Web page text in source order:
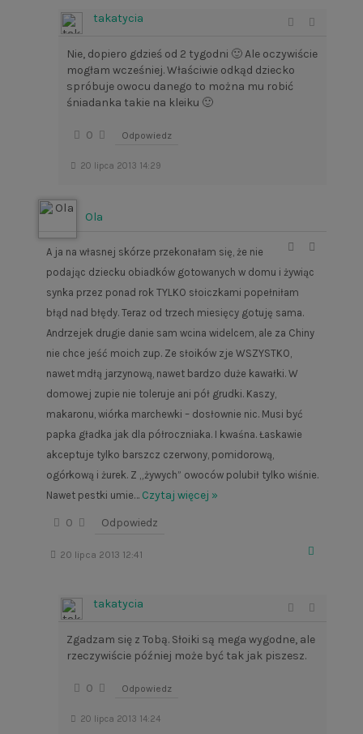
takatycia
Nie, dopiero gdzieś od 2 tygodni 🙂 Ale oczywiście
mogłam wcześniej. Właściwie odkąd dziecko
spróbuje owocu danego to można mu robić
śniadanka takie na kleiku 🙂
0 Odpowiedz
20 lipca 2013 14:29
Ola
A ja na własnej skórze przekonałam się, że nie
podając dziecku obiadków gotowanych w domu i żywiąc
synka przez ponad rok TYLKO słoiczkami popełniłam
błąd nad błędy. Teraz od trzech miesięcy gotuję sama.
Andrzejek drugie danie sam wcina widelcem, ale za Chiny
nie chce jeść moich zup. Ze słoików zje WSZYSTKO,
nawet mdłą jarzynową, nawet bardzo duże kawałki. W
domowej zupie nie toleruje ani pół grudki. Kaszy,
makaronu, wiórka marchewki – dosłownie nic. Musi być
papka gładka jak dla półroczniaka. I kwaśna. Łaskawie
akceptuje tylko barszcz czerwony, pomidorową,
ogórkową i żurek. Z „żywych” owoców polubił tylko wiśnie.
Nawet pestki umie… Czytaj więcej »
0 Odpowiedz
20 lipca 2013 12:41
takatycia
Zgadzam się z Tobą. Słoiki są mega wygodne, ale
rzeczywiście później może być tak jak piszesz.
0 Odpowiedz
20 lipca 2013 14:24